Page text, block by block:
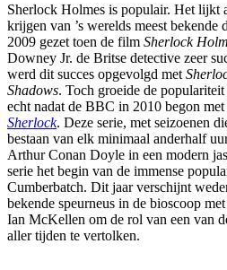
Sherlock Holmes is populair. Het lijkt
krijgen van ’s werelds meest
2009 gezet toen de film Sherlock
Downey Jr. de Britse detective zeer
werd dit succes opgevolgd met
Shadows. Toch groeide de
echt nadat de BBC in 2010 begon
Sherlock. Deze serie, met seizoenen
bestaan van elk minimaal anderhalf
Arthur Conan Doyle in een modern
serie het begin van de immense
Cumberbatch. Dit jaar verschijnt
bekende speurneus in de bioscoop met
Ian McKellen om de rol van een van
aller tijden te vertolken.